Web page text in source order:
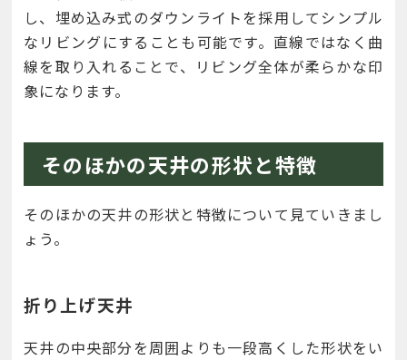
し、埋め込み式のダウンライトを採用してシンプル
なリビングにすることも可能です。直線ではなく曲
線を取り入れることで、リビング全体が柔らかな印
象になります。
そのほかの天井の形状と特徴
そのほかの天井の形状と特徴について見ていきまし
ょう。
折り上げ天井
天井の中央部分を周囲よりも一段高くした形状をい